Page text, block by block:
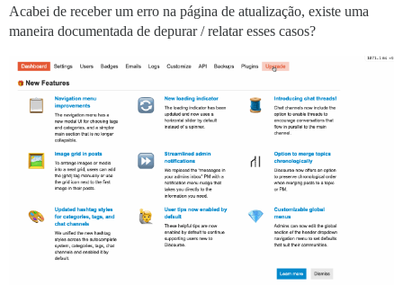
Acabei de receber um erro na página de atualização, existe uma
maneira documentada de depurar / relatar esses casos?